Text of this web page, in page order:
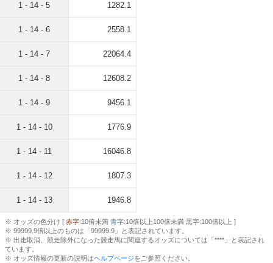
1 - 14 - 5 1282.1
1 - 14 - 6 2558.1
1 - 14 - 7 22064.4
1 - 14 - 8 12608.2
1 - 14 - 9 9456.1
1 - 14 - 10 1776.9
1 - 14 - 11 16046.8
1 - 14 - 12 1807.3
1 - 14 - 13 1946.8
※ オッズの色分け [ 赤字:10倍未満 青字:10倍以上100倍未満 黒字:100倍以上 ]
※ 99999.9倍以上のものは「99999.9」と表記されています。
※ 出走取消、競走除外になった競走馬に関連するオッズについては「****」と表記され
ています。
※ オッズ情報の更新の説明はヘルプページをご参照ください。